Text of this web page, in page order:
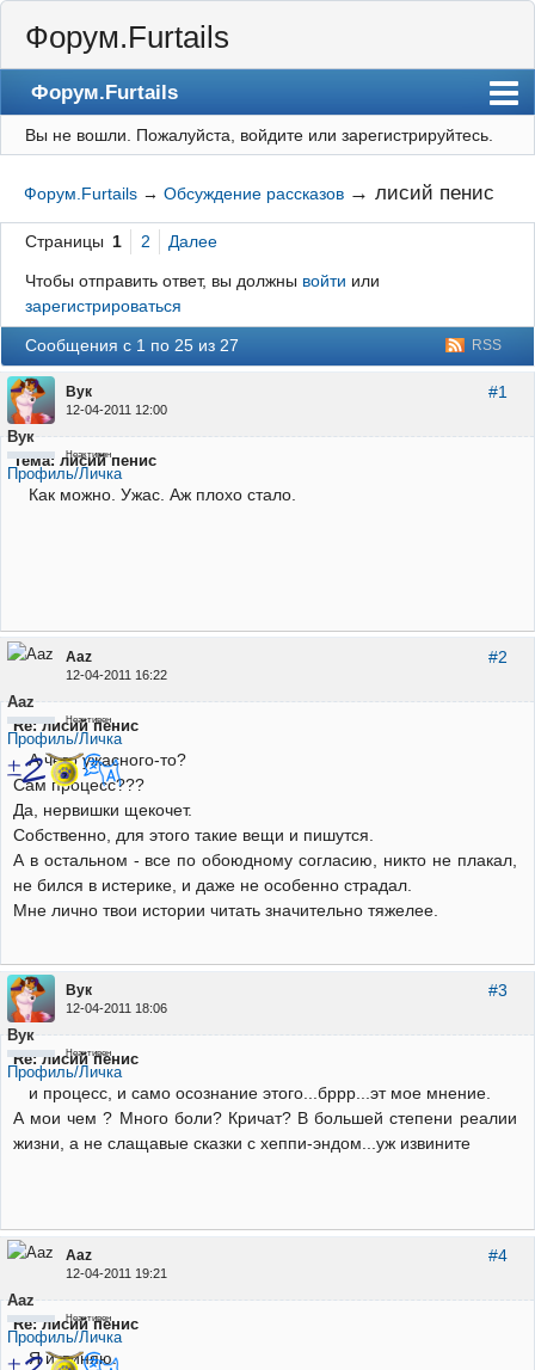
Форум.Furtails
Форум.Furtails
На сайт
Форум
Регистрация
Вход
Вы не вошли. Пожалуйста, войдите или зарегистрируйтесь.
Форум.Furtails →Обсуждение рассказов →лисий пенис
Страницы 1 2 Далее
Чтобы отправить ответ, вы должны войти или
зарегистрироваться
RSS
Сообщения с 1 по 25 из 27
#1
Вук
12-04-2011 12:00
Вук
Неактивен
Профиль/Личка
Тема: лисий пенис
Как можно. Ужас. Аж плохо стало.
#2
Aaz
12-04-2011 16:22
Aaz
Неактивен
Профиль/Личка
Re: лисий пенис
А чего ужасного-то?
Сам процесс???
Да, нервишки щекочет.
Собственно, для этого такие вещи и пишутся.
А в остальном - все по обоюдному согласию, никто не плакал,
не бился в истерике, и даже не особенно страдал.
Мне лично твои истории читать значительно тяжелее.
#3
Вук
12-04-2011 18:06
Вук
Неактивен
Профиль/Личка
Re: лисий пенис
и процесс, и само осознание этого...бррр...эт мое мнение.
А мои чем ? Много боли? Кричат? В большей степени реалии
жизни, а не слащавые сказки с хеппи-эндом...уж извините
#4
Aaz
12-04-2011 19:21
Aaz
Неактивен
Профиль/Личка
Re: лисий пенис
Я извиняю.